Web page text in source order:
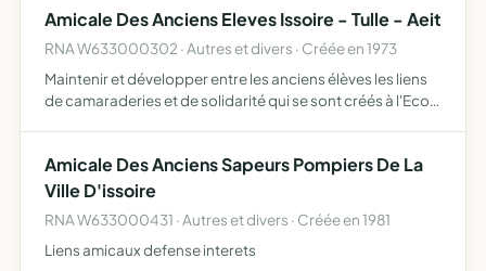
Amicale Des Anciens Eleves Issoire - Tulle - Aeit
RNA W633000302 · Autres et divers · Créée en 1973
Maintenir et développer entre les anciens élèves les liens
de camaraderies et de solidarité qui se sont créés à l'Ecole
Amicale Des Anciens Sapeurs Pompiers De La
Ville D'issoire
RNA W633000431 · Autres et divers · Créée en 1981
Liens amicaux defense interets